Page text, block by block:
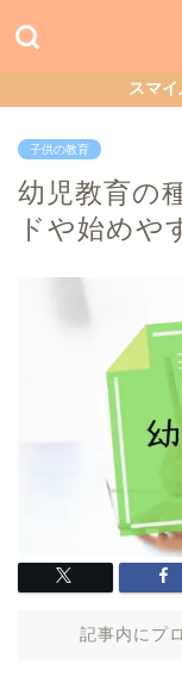
スマ
子供の教育
幼児教育の
ドや始めや
記事内にプ